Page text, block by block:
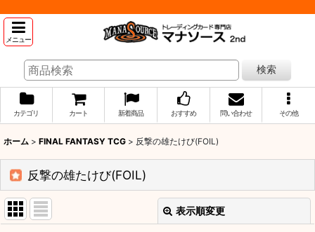
メニュー
検索
カテゴリ カート 新着商品 おすすめ 問い合わせ その他
ホーム > FINAL FANTASY TCG > 反撃の雄たけび(FOIL)
反撃の雄たけび(FOIL)
表示順変更